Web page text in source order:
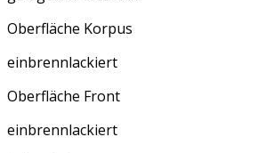
Oberfläche Korpus
einbrennlackiert
Oberfläche Front
einbrennlackiert